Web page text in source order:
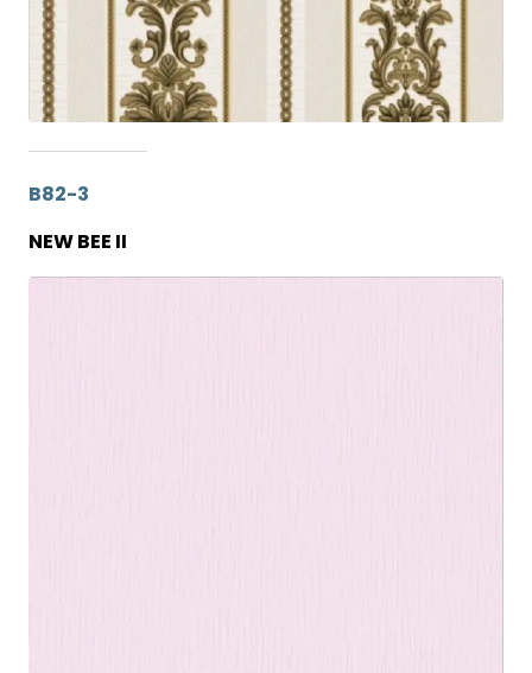
B82-3
NEW BEE II